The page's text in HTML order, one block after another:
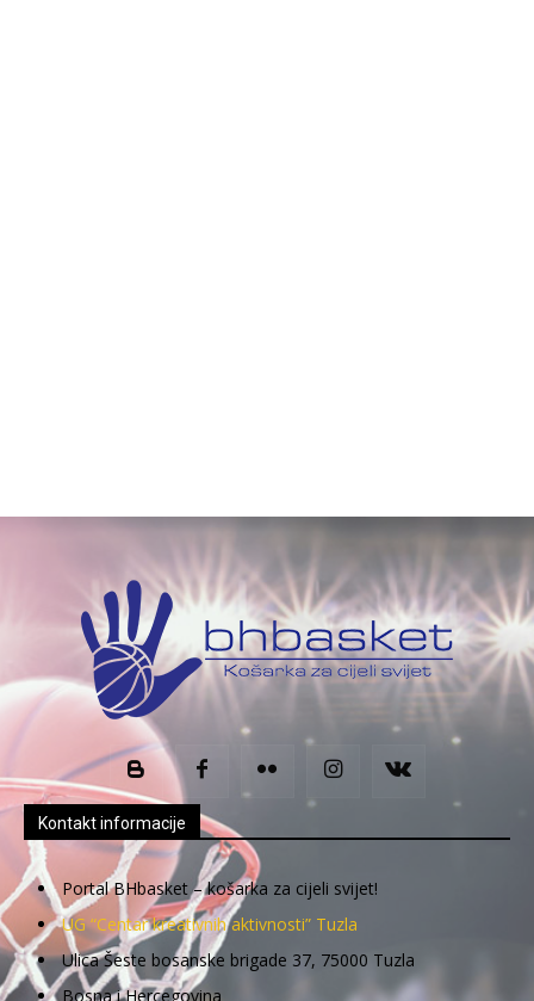
Kontakt informacije
Portal BHbasket – košarka za cijeli svijet!
UG “Centar kreativnih aktivnosti” Tuzla
Ulica Šeste bosanske brigade 37, 75000 Tuzla
Bosna i Hercegovina